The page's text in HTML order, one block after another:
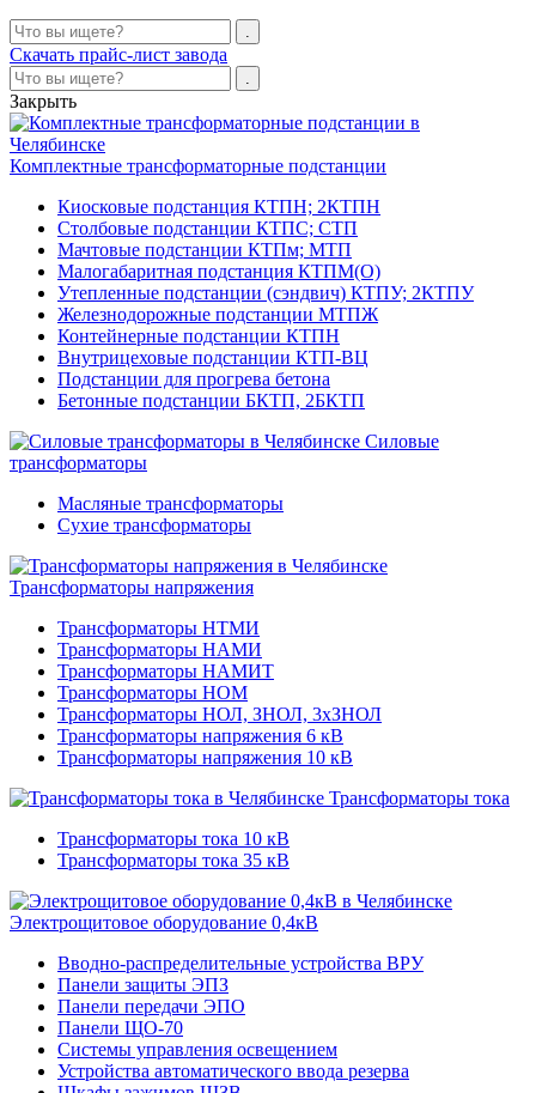
Скачать прайс-лист завода
Закрыть
Комплектные трансформаторные подстанции
Киосковые подстанция КТПН; 2КТПН
Столбовые подстанции КТПС; СТП
Мачтовые подстанции КТПм; МТП
Малогабаритная подстанция КТПМ(О)
Утепленные подстанции (сэндвич) КТПУ; 2КТПУ
Железнодорожные подстанции МТПЖ
Контейнерные подстанции КТПН
Внутрицеховые подстанции КТП-ВЦ
Подстанции для прогрева бетона
Бетонные подстанции БКТП, 2БКТП
Силовые
трансформаторы
Масляные трансформаторы
Сухие трансформаторы
Трансформаторы напряжения
Трансформаторы НТМИ
Трансформаторы НАМИ
Трансформаторы НАМИТ
Трансформаторы НОМ
Трансформаторы НОЛ, ЗНОЛ, 3хЗНОЛ
Трансформаторы напряжения 6 кВ
Трансформаторы напряжения 10 кВ
Трансформаторы тока
Трансформаторы тока 10 кВ
Трансформаторы тока 35 кВ
Электрощитовое оборудование 0,4кВ
Вводно-распределительные устройства ВРУ
Панели защиты ЭПЗ
Панели передачи ЭПО
Панели ЩО-70
Системы управления освещением
Устройства автоматического ввода резерва